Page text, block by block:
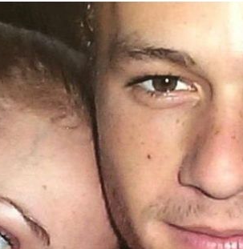
Stars
Filme & Serien
Lifestyle
Familie & Liebe
Promiflash Exklusiv
Alle Themen auf Promiflash